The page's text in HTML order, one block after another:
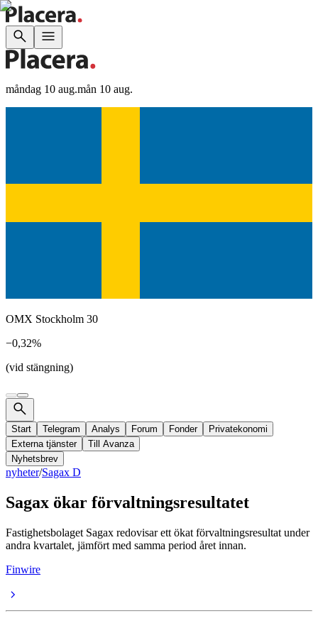
måndag 10 aug.mån 10 aug.
OMX Stockholm 30
−0,32%
(vid stängning)
Start Telegram Analys Forum Fonder
Privatekonomi
Externa tjänster
Till Avanza
Nyhetsbrev
nyheter/Sagax D
Sagax ökar förvaltningsresultatet
Fastighetsbolaget Sagax redovisar ett ökat förvaltningsresultat under
andra kvartalet, jämfört med samma period året innan.
Finwire